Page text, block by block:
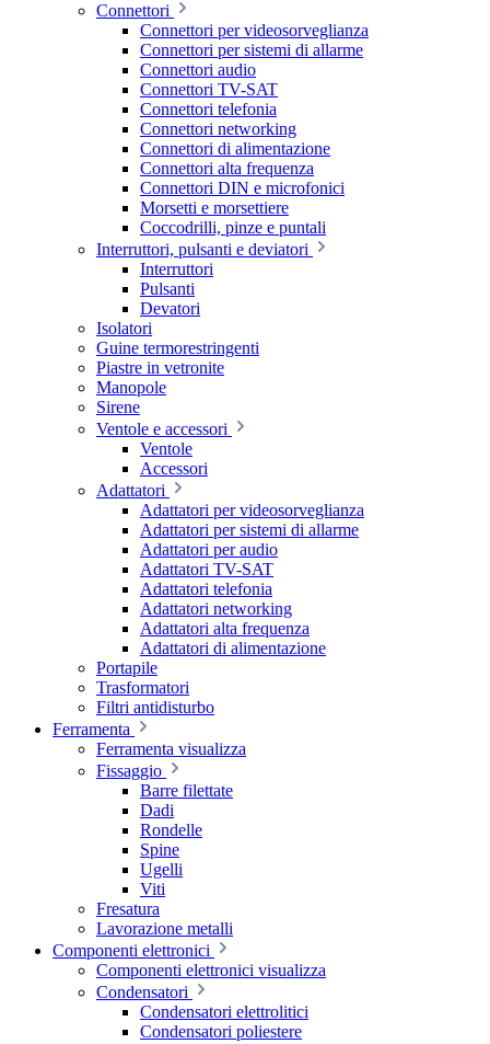
Connettori
Connettori per videosorveglianza
Connettori per sistemi di allarme
Connettori audio
Connettori TV-SAT
Connettori telefonia
Connettori networking
Connettori di alimentazione
Connettori alta frequenza
Connettori DIN e microfonici
Morsetti e morsettiere
Coccodrilli, pinze e puntali
Interruttori, pulsanti e deviatori
Interruttori
Pulsanti
Devatori
Isolatori
Guine termorestringenti
Piastre in vetronite
Manopole
Sirene
Ventole e accessori
Ventole
Accessori
Adattatori
Adattatori per videosorveglianza
Adattatori per sistemi di allarme
Adattatori per audio
Adattatori TV-SAT
Adattatori telefonia
Adattatori networking
Adattatori alta frequenza
Adattatori di alimentazione
Portapile
Trasformatori
Filtri antidisturbo
Ferramenta
Ferramenta visualizza
Fissaggio
Barre filettate
Dadi
Rondelle
Spine
Ugelli
Viti
Fresatura
Lavorazione metalli
Componenti elettronici
Componenti elettronici visualizza
Condensatori
Condensatori elettrolitici
Condensatori poliestere